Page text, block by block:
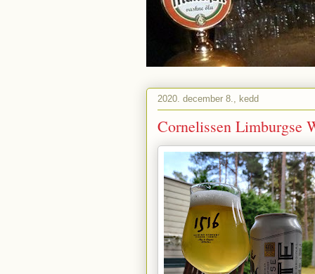
2020. december 8., kedd
Cornelissen Limburgse